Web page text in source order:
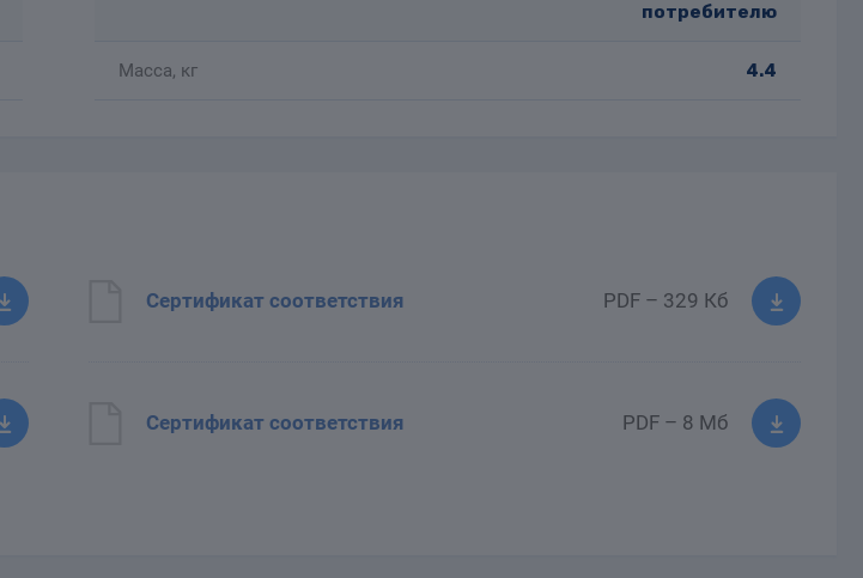
потребителю
Масса, кг 4.4
Сертификат соответствия PDF – 329 Кб
Сертификат соответствия PDF – 8 Мб